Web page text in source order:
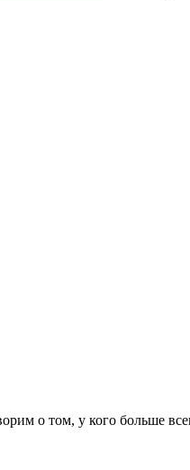
о том, у кого больше